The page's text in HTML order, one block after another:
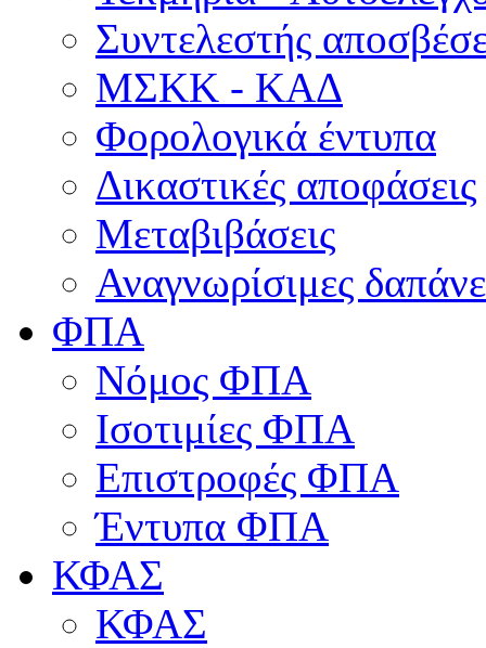
Συντελεστής
ΜΣKΚ - ΚΑΔ
Φορολογικά έντυπα
Δικαστικές αποφάσεις
Μεταβιβάσεις
Αναγνωρίσιμες
ΦΠΑ
Νόμος ΦΠΑ
Ισοτιμίες ΦΠΑ
Επιστροφές ΦΠΑ
Έντυπα ΦΠΑ
ΚΦΑΣ
ΚΦΑΣ